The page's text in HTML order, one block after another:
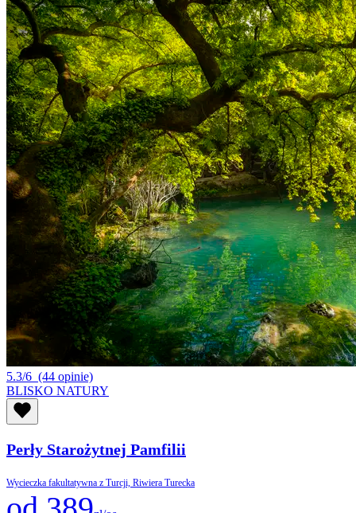
5.3/6 (44 opinie)
BLISKO NATURY
Perły Starożytnej Pamfilii
Wycieczka fakultatywna z Turcji, Riwiera Turecka